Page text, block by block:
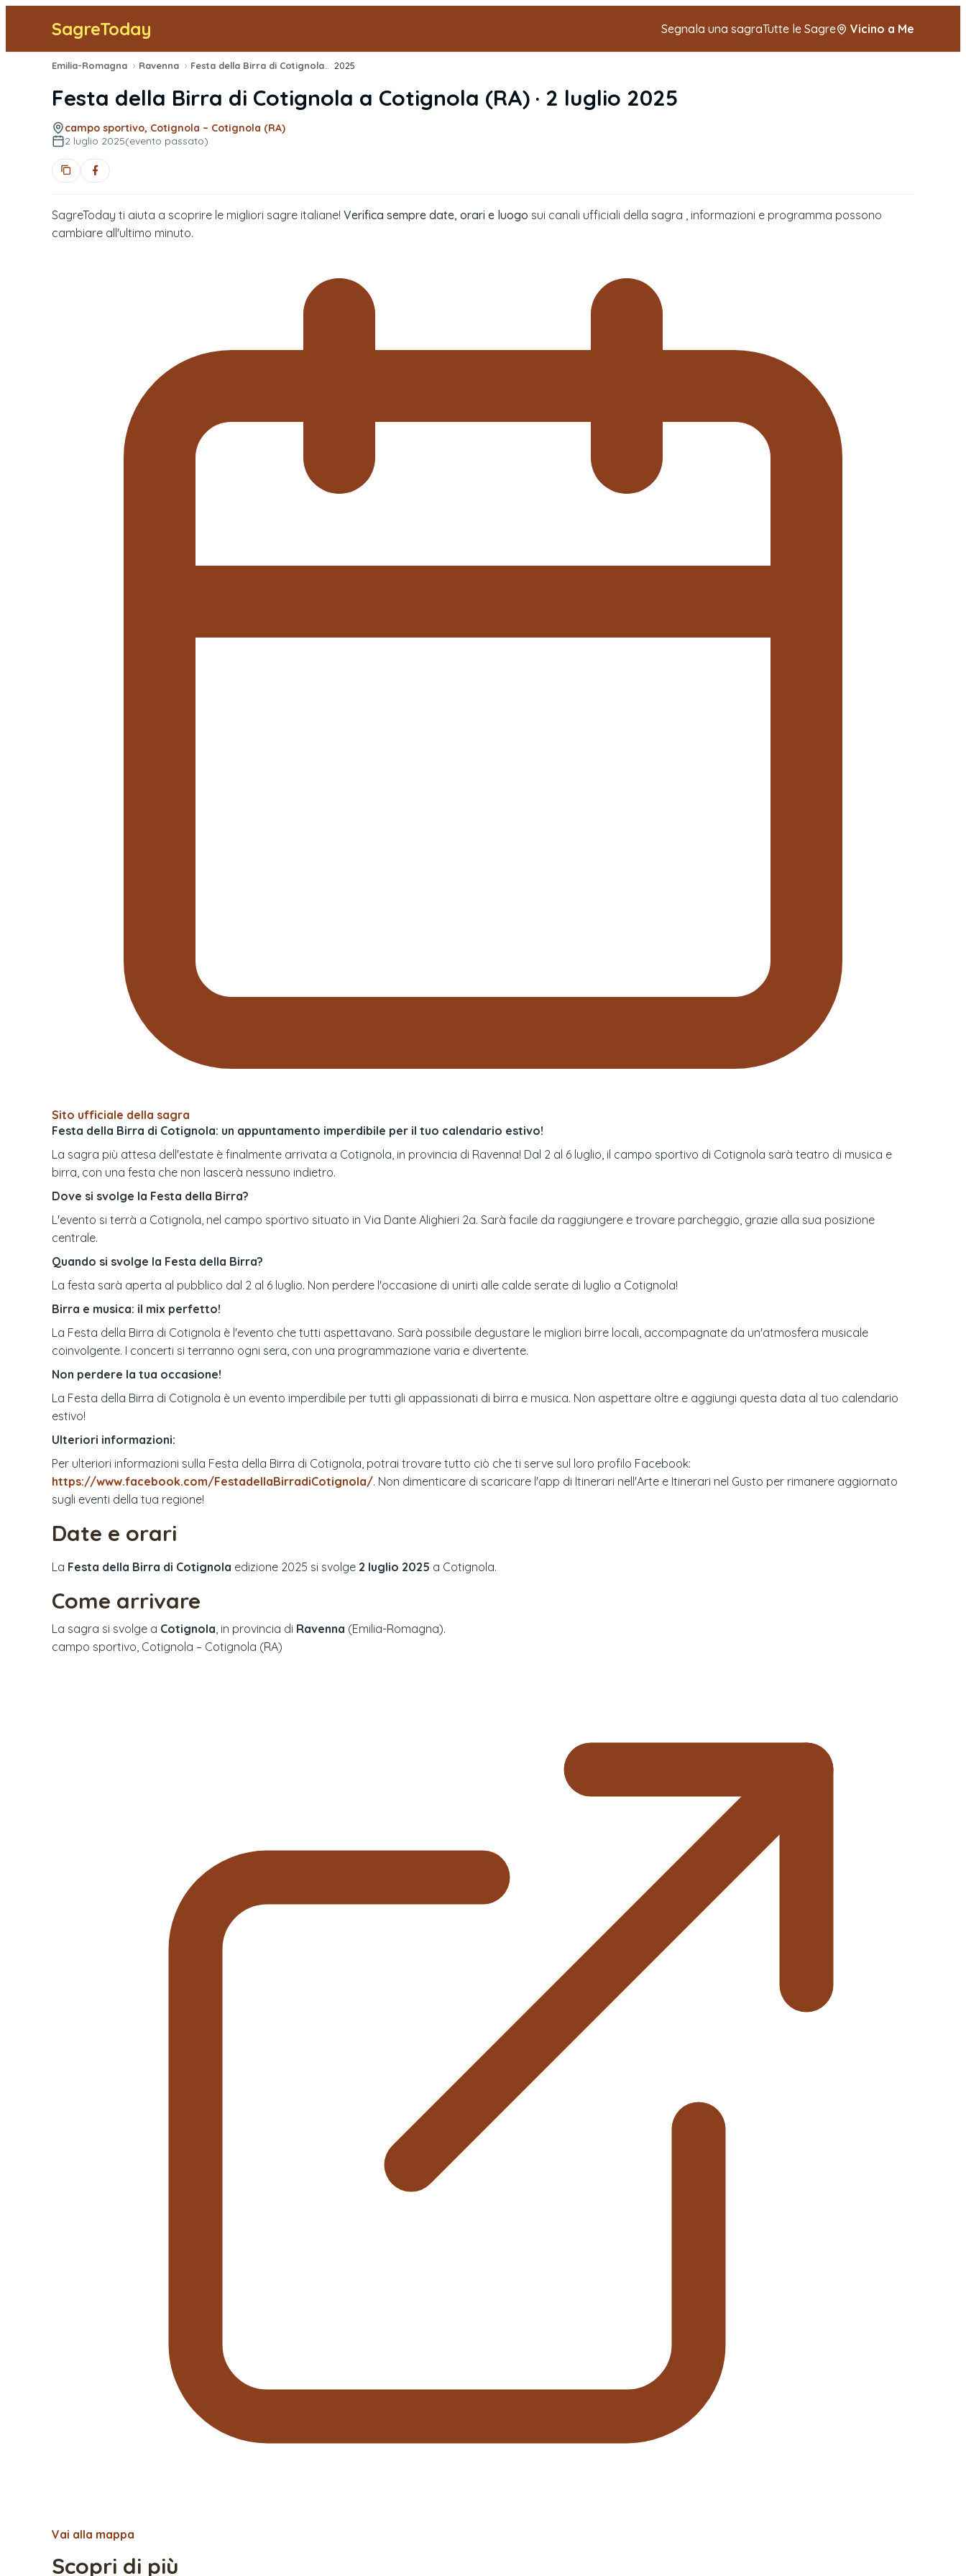
SagreToday Segnala una sagraTutte le Sagre Vicino a Me
Emilia-Romagna › Ravenna › 2025
Festa della Birra di Cotignola a Cotignola (RA) · 2 luglio 2025
campo sportivo, Cotignola – Cotignola (RA)
2 luglio 2025(evento passato)
SagreToday ti aiuta a scoprire le migliori sagre italiane! Verifica sempre date, orari e luogo sui canali ufficiali della sagra , informazioni e programma possono
cambiare all'ultimo minuto.
Sito ufficiale della sagra
Festa della Birra di Cotignola: un appuntamento imperdibile per il tuo calendario estivo!
La sagra più attesa dell'estate è finalmente arrivata a Cotignola, in provincia di Ravenna! Dal 2 al 6 luglio, il campo sportivo di Cotignola sarà teatro di musica e
birra, con una festa che non lascerà nessuno indietro.
Dove si svolge la Festa della Birra?
L'evento si terrà a Cotignola, nel campo sportivo situato in Via Dante Alighieri 2a. Sarà facile da raggiungere e trovare parcheggio, grazie alla sua posizione
centrale.
Quando si svolge la Festa della Birra?
La festa sarà aperta al pubblico dal 2 al 6 luglio. Non perdere l'occasione di unirti alle calde serate di luglio a Cotignola!
Birra e musica: il mix perfetto!
La Festa della Birra di Cotignola è l'evento che tutti aspettavano. Sarà possibile degustare le migliori birre locali, accompagnate da un'atmosfera musicale
coinvolgente. I concerti si terranno ogni sera, con una programmazione varia e divertente.
Non perdere la tua occasione!
La Festa della Birra di Cotignola è un evento imperdibile per tutti gli appassionati di birra e musica. Non aspettare oltre e aggiungi questa data al tuo calendario
estivo!
Ulteriori informazioni:
Per ulteriori informazioni sulla Festa della Birra di Cotignola, potrai trovare tutto ciò che ti serve sul loro profilo Facebook:
https://www.facebook.com/FestadellaBirradiCotignola/. Non dimenticare di scaricare l'app di Itinerari nell'Arte e Itinerari nel Gusto per rimanere aggiornato
sugli eventi della tua regione!
Date e orari
La Festa della Birra di Cotignola edizione 2025 si svolge 2 luglio 2025 a Cotignola.
Come arrivare
La sagra si svolge a Cotignola , in provincia di Ravenna (Emilia-Romagna).
campo sportivo, Cotignola – Cotignola (RA)
Vai alla mappa
Scopri di più